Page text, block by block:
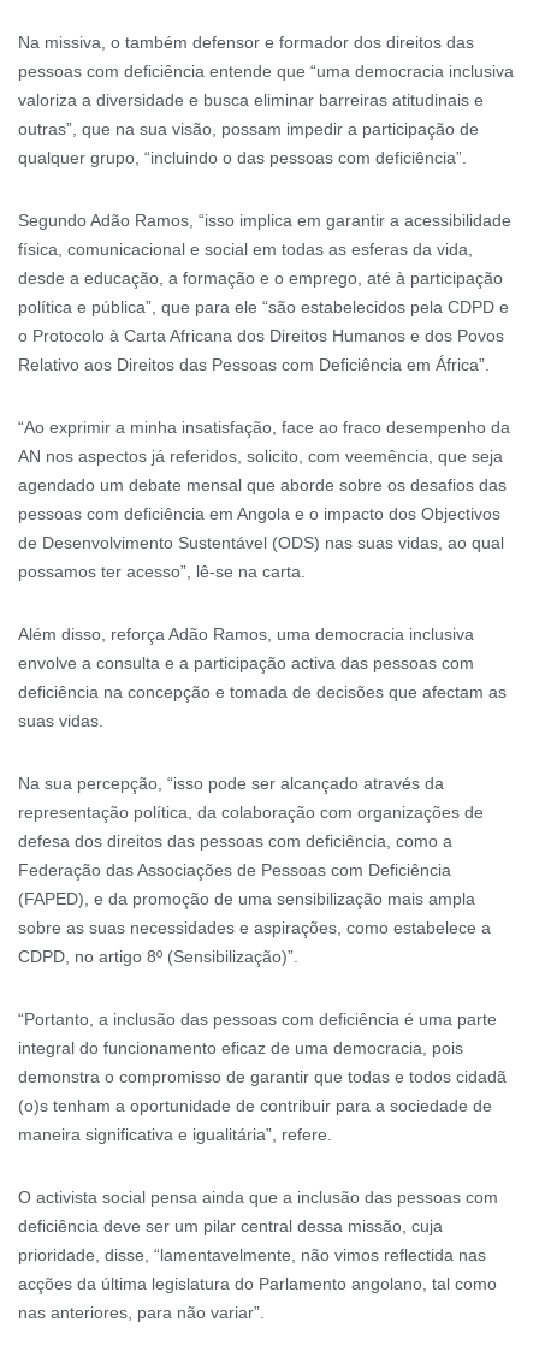
Na missiva, o também defensor e formador dos direitos das
pessoas com deficiência entende que “uma democracia inclusiva
valoriza a diversidade e busca eliminar barreiras atitudinais e
outras”, que na sua visão, possam impedir a participação de
qualquer grupo, “incluindo o das pessoas com deficiência”.
Segundo Adão Ramos, “isso implica em garantir a acessibilidade
física, comunicacional e social em todas as esferas da vida,
desde a educação, a formação e o emprego, até à participação
política e pública”, que para ele “são estabelecidos pela CDPD e
o Protocolo à Carta Africana dos Direitos Humanos e dos Povos
Relativo aos Direitos das Pessoas com Deficiência em África”.
“Ao exprimir a minha insatisfação, face ao fraco desempenho da
AN nos aspectos já referidos, solicito, com veemência, que seja
agendado um debate mensal que aborde sobre os desafios das
pessoas com deficiência em Angola e o impacto dos Objectivos
de Desenvolvimento Sustentável (ODS) nas suas vidas, ao qual
possamos ter acesso”, lê-se na carta.
Além disso, reforça Adão Ramos, uma democracia inclusiva
envolve a consulta e a participação activa das pessoas com
deficiência na concepção e tomada de decisões que afectam as
suas vidas.
Na sua percepção, “isso pode ser alcançado através da
representação política, da colaboração com organizações de
defesa dos direitos das pessoas com deficiência, como a
Federação das Associações de Pessoas com Deficiência
(FAPED), e da promoção de uma sensibilização mais ampla
sobre as suas necessidades e aspirações, como estabelece a
CDPD, no artigo 8º (Sensibilização)”.
“Portanto, a inclusão das pessoas com deficiência é uma parte
integral do funcionamento eficaz de uma democracia, pois
demonstra o compromisso de garantir que todas e todos cidadã
(o)s tenham a oportunidade de contribuir para a sociedade de
maneira significativa e igualitária”, refere.
O activista social pensa ainda que a inclusão das pessoas com
deficiência deve ser um pilar central dessa missão, cuja
prioridade, disse, “lamentavelmente, não vimos reflectida nas
acções da última legislatura do Parlamento angolano, tal como
nas anteriores, para não variar”.